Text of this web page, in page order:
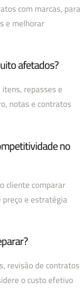
com marcas, para
e melhorar
afetados?
repasses e
notas e contratos
no
cliente comparar
e estratégia
revisão de contratos
o custo efetivo